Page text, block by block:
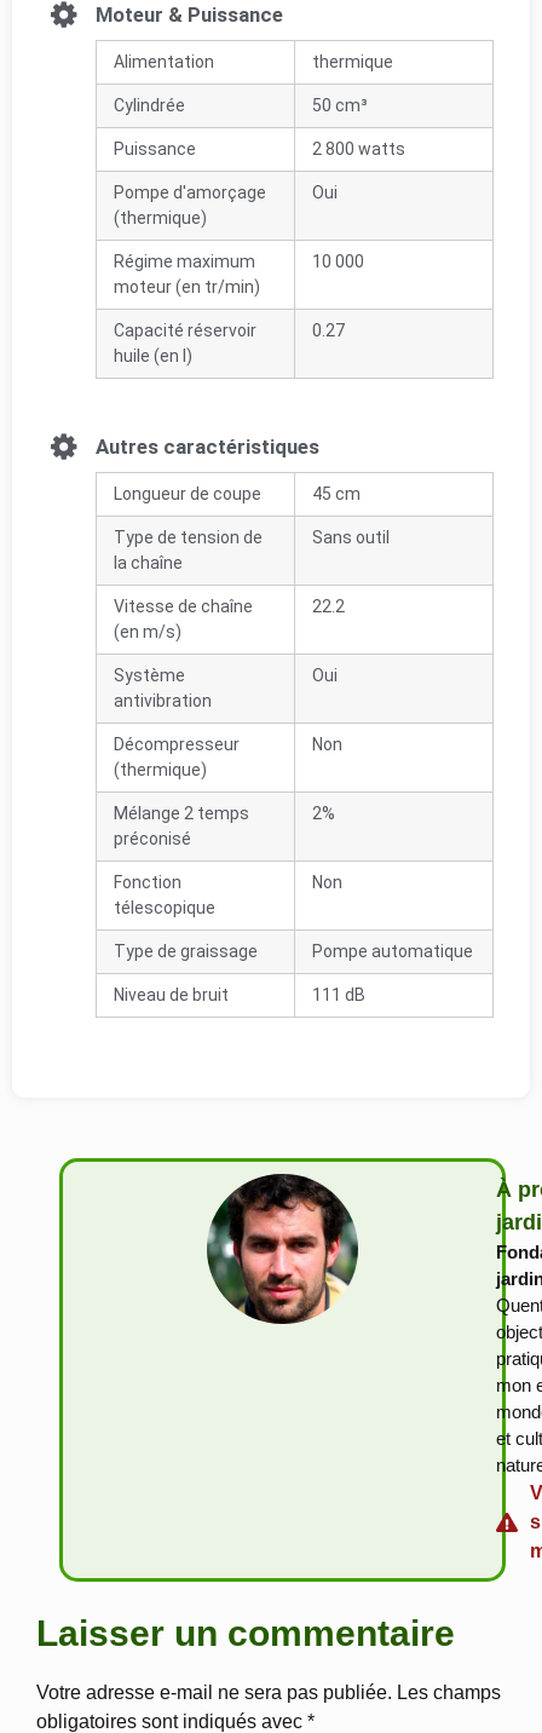
Moteur & Puissance
Alimentation thermique
Cylindrée 50 cm³
Puissance 2 800 watts
Pompe d'amorçage
(thermique)
Oui
Régime maximum
moteur (en tr/min)
10 000
Capacité réservoir
huile (en l)
0.27
Autres caractéristiques
Longueur de coupe 45 cm
Type de tension de
la chaîne
Sans outil
Vitesse de chaîne
(en m/s)
22.2
Système
antivibration
Oui
Décompresseur
(thermique)
Non
Mélange 2 temps
préconisé
2%
Fonction
télescopique
Non
Type de graissage Pompe automatique
Niveau de bruit 111 dB
À
mon
et
Laisser un commentaire
Votre adresse e-mail ne sera pas publiée. Les champs
obligatoires sont indiqués avec *